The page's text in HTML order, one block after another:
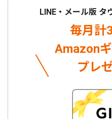
LINE・メール版 タ
毎月計
Amazon
プレ